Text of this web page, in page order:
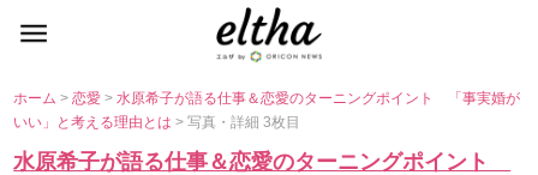
ホーム>恋愛>水原希子が語る仕事＆恋愛のターニングポイント 「事実婚が
いい」と考える理由とは> 写真・詳細 3枚目
水原希子が語る仕事＆恋愛のターニングポイント